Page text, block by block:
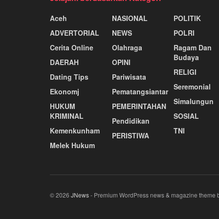
Aceh
ADVERTORIAL
Cerita Online
DAERAH
Dating Tips
Ekonomj
HUKUM
KRIMINAL
Kemenkunham
Melek Hukum
NASIONAL
NEWS
Olahraga
OPINI
Pariwisata
Pematangsiantar
PEMERINTAHAN
Pendidikan
PERISTIWA
POLITIK
POLRI
Ragam Dan
Budaya
RELIGI
Seremonial
Simalungun
SOSIAL
TNI
© 2026 JNews- Premium WordPress news & magazine theme